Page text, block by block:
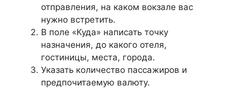
отправления, на каком вокзале вас
нужно встретить.
В поле «Куда» написать точку
назначения, до какого отеля,
гостиницы, места, города.
Указать количество пассажиров и
предпочитаемую валюту.